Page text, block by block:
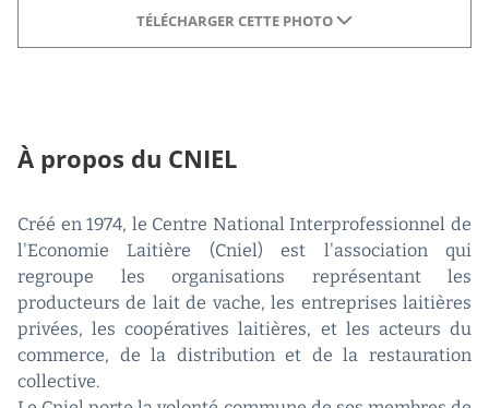
TÉLÉCHARGER CETTE PHOTO
À propos du CNIEL
Créé en 1974, le Centre National Interprofessionnel de
l'Economie Laitière (Cniel) est l'association qui
regroupe les organisations représentant les
producteurs de lait de vache, les entreprises laitières
privées, les coopératives laitières, et les acteurs du
commerce, de la distribution et de la restauration
collective.